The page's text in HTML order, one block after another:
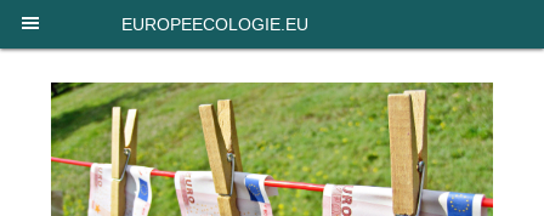
EUROPEECOLOGIE.EU